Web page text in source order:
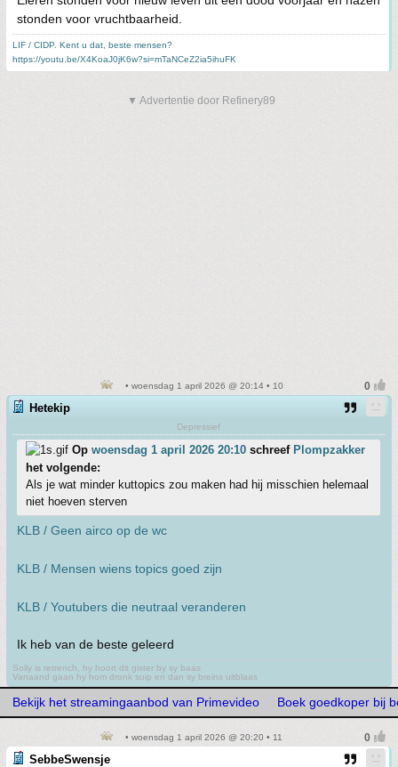
stonden voor vruchtbaarheid.
LIF / CIDP. Kent u dat, beste mensen?
https://youtu.be/X4KoaJ0jK6w?si=mTaNCeZ2ia5ihuFK
▼ Advertentie door Refinery89
• woensdag 1 april 2026 @ 20:14 • 10
Hetekip
Depressief
Op woensdag 1 april 2026 20:10 schreef Plompzakker
het volgende:
Als je wat minder kuttopics zou maken had hij misschien helemaal
niet hoeven sterven
KLB / Geen airco op de wc
KLB / Mensen wiens topics goed zijn
KLB / Youtubers die neutraal veranderen
Ik heb van de beste geleerd
Solly is retrench, hy hoort dit gister by sy baas
Vanaand gaan hy hom dronk suip en dan sy breins uitblaas
Bekijk het streamingaanbod van Primevideo Boek goedkoper bij
• woensdag 1 april 2026 @ 20:20 • 11
SebbeSwensje